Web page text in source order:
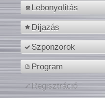
Lebonyolítás
Díjazás
Szponzorok
Program
Regisztráció